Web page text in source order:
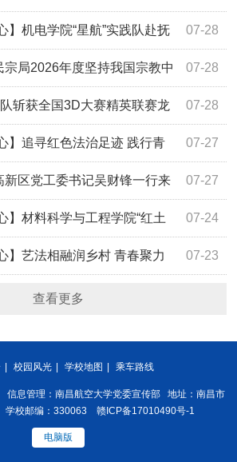
展法治社会实践活动，赋能乡村绿色振
07-28
】机电学院“星航”实践队赴抚
实践活动 07-28
局2026年度坚持我国宗教中
研究项目2项 07-28
斩获全国3D大赛精英联赛龙
07-27
】追寻红色法治足迹 践行青
学院“翔云筑梦”实践队开展暑期大思
07-27
新区党工委书记吴财锋一行来
07-24
】材料科学与工程学院“红土
团赴瑞金开展暑期大思政实践活动07-23
】艺法相融润乡村 青春聚力
学院“艺法・生花”实践团开展暑期大思
查看更多
校园风光 学校地图 乘车路线
息管理：南昌航空大学党委宣传部 地址：南昌市
校邮编：330063 赣ICP备17010490号-1
电脑版